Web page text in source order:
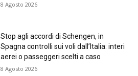
8 Agosto 2026
Stop agli accordi di Schengen, in
Spagna controlli sui voli dall’Italia: interi
aerei o passeggeri scelti a caso
8 Agosto 2026